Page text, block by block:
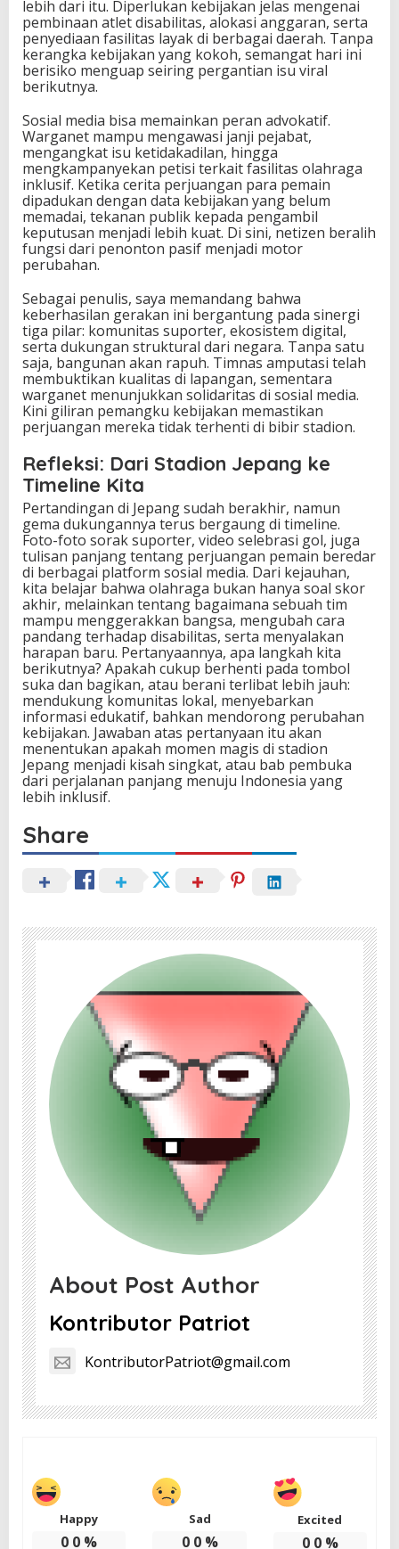
lebih dari itu. Diperlukan kebijakan jelas mengenai
pembinaan atlet disabilitas, alokasi anggaran, serta
penyediaan fasilitas layak di berbagai daerah. Tanpa
kerangka kebijakan yang kokoh, semangat hari ini
berisiko menguap seiring pergantian isu viral
berikutnya.
Sosial media bisa memainkan peran advokatif.
Warganet mampu mengawasi janji pejabat,
mengangkat isu ketidakadilan, hingga
mengkampanyekan petisi terkait fasilitas olahraga
inklusif. Ketika cerita perjuangan para pemain
dipadukan dengan data kebijakan yang belum
memadai, tekanan publik kepada pengambil
keputusan menjadi lebih kuat. Di sini, netizen beralih
fungsi dari penonton pasif menjadi motor
perubahan.
Sebagai penulis, saya memandang bahwa
keberhasilan gerakan ini bergantung pada sinergi
tiga pilar: komunitas suporter, ekosistem digital,
serta dukungan struktural dari negara. Tanpa satu
saja, bangunan akan rapuh. Timnas amputasi telah
membuktikan kualitas di lapangan, sementara
warganet menunjukkan solidaritas di sosial media.
Kini giliran pemangku kebijakan memastikan
perjuangan mereka tidak terhenti di bibir stadion.
Refleksi: Dari Stadion Jepang ke
Timeline Kita
Pertandingan di Jepang sudah berakhir, namun
gema dukungannya terus bergaung di timeline.
Foto-foto sorak suporter, video selebrasi gol, juga
tulisan panjang tentang perjuangan pemain beredar
di berbagai platform sosial media. Dari kejauhan,
kita belajar bahwa olahraga bukan hanya soal skor
akhir, melainkan tentang bagaimana sebuah tim
mampu menggerakkan bangsa, mengubah cara
pandang terhadap disabilitas, serta menyalakan
harapan baru. Pertanyaannya, apa langkah kita
berikutnya? Apakah cukup berhenti pada tombol
suka dan bagikan, atau berani terlibat lebih jauh:
mendukung komunitas lokal, menyebarkan
informasi edukatif, bahkan mendorong perubahan
kebijakan. Jawaban atas pertanyaan itu akan
menentukan apakah momen magis di stadion
Jepang menjadi kisah singkat, atau bab pembuka
dari perjalanan panjang menuju Indonesia yang
lebih inklusif.
Share
About Post Author
Kontributor Patriot
KontributorPatriot@gmail.com
Happy
0 0 %
Sad
0 0%
Excited
0 0%